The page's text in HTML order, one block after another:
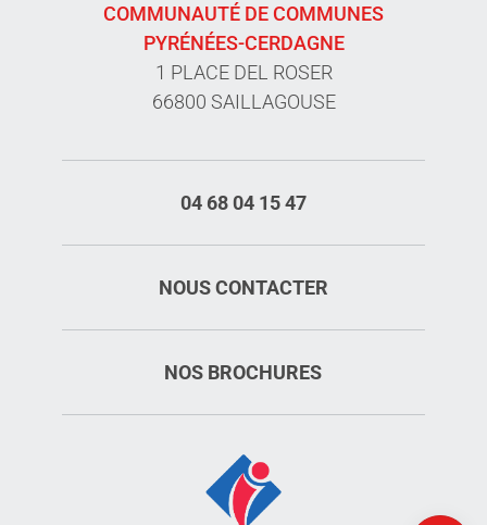
COMMUNAUTÉ DE COMMUNES
PYRÉNÉES-CERDAGNE
1 PLACE DEL ROSER
66800 SAILLAGOUSE
04 68 04 15 47
NOUS CONTACTER
NOS BROCHURES